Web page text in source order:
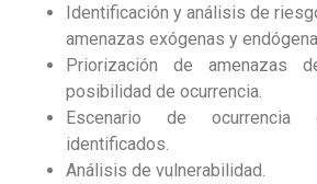
Identificación y análisis de
amenazas exógenas y
Priorización de amenazas
posibilidad de ocurrencia.
Escenario de
identificados.
Análisis de vulnerabilidad.